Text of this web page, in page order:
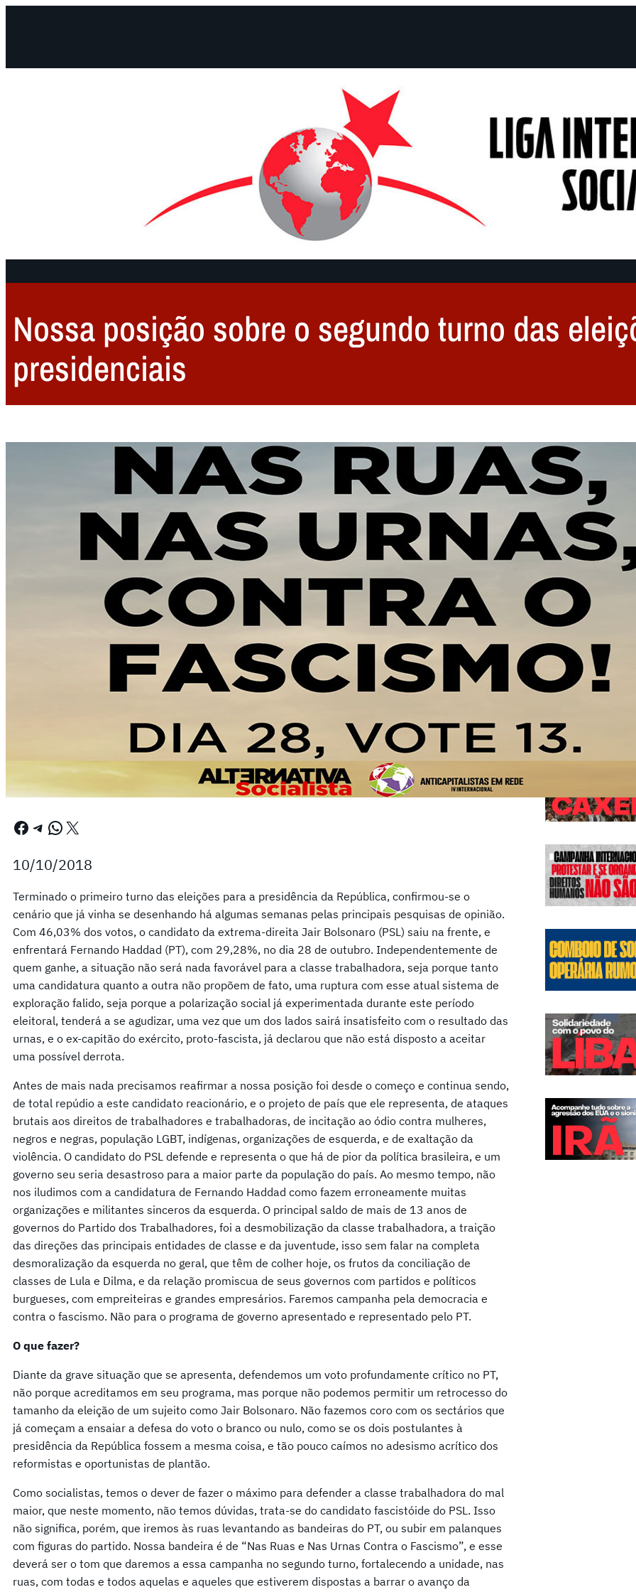
Nossa posição sobre o segundo turno das
presidenciais
Facebook Telegram WhatsApp X
10/10/2018
Terminado o primeiro turno das eleições para a presidência da República, confirmou-se o
cenário que já vinha se desenhando há algumas semanas pelas principais pesquisas de opinião.
Com 46,03% dos votos, o candidato da extrema-direita Jair Bolsonaro (PSL) saiu na frente, e
enfrentará Fernando Haddad (PT), com 29,28%, no dia 28 de outubro. Independentemente de
quem ganhe, a situação não será nada favorável para a classe trabalhadora, seja porque tanto
uma candidatura quanto a outra não propõem de fato, uma ruptura com esse atual sistema de
exploração falido, seja porque a polarização social já experimentada durante este período
eleitoral, tenderá a se agudizar, uma vez que um dos lados sairá insatisfeito com o resultado das
urnas, e o ex-capitão do exército, proto-fascista, já declarou que não está disposto a aceitar
uma possível derrota.
Antes de mais nada precisamos reafirmar a nossa posição foi desde o começo e continua sendo,
de total repúdio a este candidato reacionário, e o projeto de país que ele representa, de ataques
brutais aos direitos de trabalhadores e trabalhadoras, de incitação ao ódio contra mulheres,
negros e negras, população LGBT, indígenas, organizações de esquerda, e de exaltação da
violência. O candidato do PSL defende e representa o que há de pior da política brasileira, e um
governo seu seria desastroso para a maior parte da população do país. Ao mesmo tempo, não
nos iludimos com a candidatura de Fernando Haddad como fazem erroneamente muitas
organizações e militantes sinceros da esquerda. O principal saldo de mais de 13 anos de
governos do Partido dos Trabalhadores, foi a desmobilização da classe trabalhadora, a traição
das direções das principais entidades de classe e da juventude, isso sem falar na completa
desmoralização da esquerda no geral, que têm de colher hoje, os frutos da conciliação de
classes de Lula e Dilma, e da relação promiscua de seus governos com partidos e políticos
burgueses, com empreiteiras e grandes empresários. Faremos campanha pela democracia e
contra o fascismo. Não para o programa de governo apresentado e representado pelo PT.
O que fazer?
Diante da grave situação que se apresenta, defendemos um voto profundamente crítico no PT,
não porque acreditamos em seu programa, mas porque não podemos permitir um retrocesso do
tamanho da eleição de um sujeito como Jair Bolsonaro. Não fazemos coro com os sectários que
já começam a ensaiar a defesa do voto o branco ou nulo, como se os dois postulantes à
presidência da República fossem a mesma coisa, e tão pouco caímos no adesismo acrítico dos
reformistas e oportunistas de plantão.
Como socialistas, temos o dever de fazer o máximo para defender a classe trabalhadora do mal
maior, que neste momento, não temos dúvidas, trata-se do candidato fascistóide do PSL. Isso
não significa, porém, que iremos às ruas levantando as bandeiras do PT, ou subir em palanques
com figuras do partido. Nossa bandeira é de “Nas Ruas e Nas Urnas Contra o Fascismo”, e esse
deverá ser o tom que daremos a essa campanha no segundo turno, fortalecendo a unidade, nas
ruas, com todas e todos aquelas e aqueles que estiverem dispostas a barrar o avanço da